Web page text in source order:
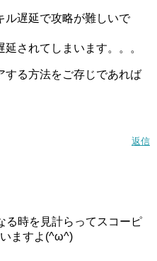
ル遅延で攻略が難しいで
されてしまいます。。。
する方法をご存じであれば
返信
る時を見計らってスコーピ
ますよ(^ω^)